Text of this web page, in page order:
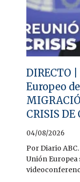
DIRECTO
Europeo
CRISIS DE
04/08/2026
Por Diario
Unión Europea